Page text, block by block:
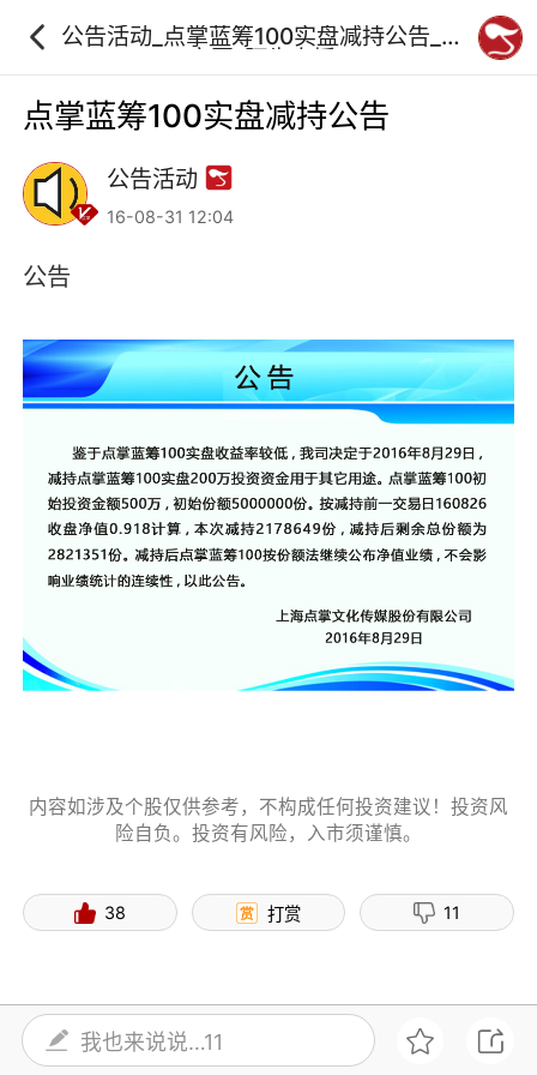
公告活动_点掌蓝筹100实盘减持公告_砖
点掌蓝筹100实盘减持公告
公告活动
16-08-31 12:04
公告
内容如涉及个股仅供参考，不构成任何投资建议！投资风
险自负。投资有风险，入市须谨慎。
38 打赏 11
我也来说说…11